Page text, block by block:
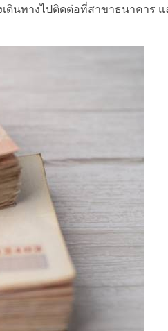
ดินทางไปติดต่อที่สาขาธนาคาร แ